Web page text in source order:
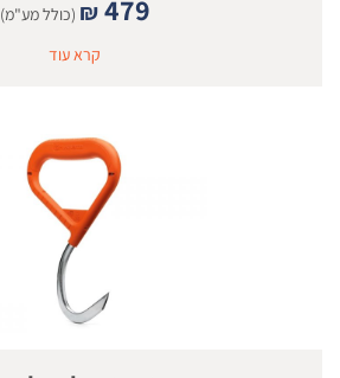
₪ 479
(כולל מע"מ)
קרא עוד